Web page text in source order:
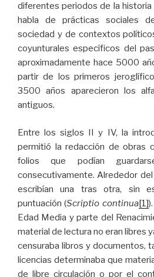
diferentes periodos de la historia
habla de prácticas sociales
sociedad y de contextos
coyunturales específicos del
aproximadamente hace 5000
partir de los primeros
3500 años aparecieron los
antiguos.
Entre los siglos II y IV, la
permitió la redacción de obras
folios que podían
consecutivamente. Alrededor
escribían una tras otra, sin
puntuación (Scriptio continua[1]
Edad Media y parte del
material de lectura no eran libres
censuraba libros y documentos,
licencias determinaba que
de libre circulación o por el